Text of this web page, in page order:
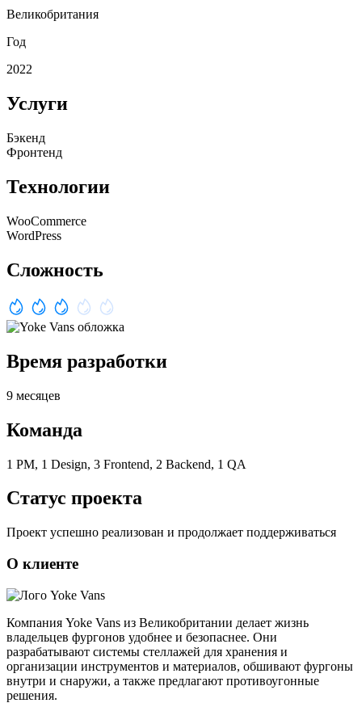
Великобритания
Год
2022
Услуги
Бэкенд
Фронтенд
Технологии
WooCommerce
WordPress
Сложность
Время разработки
9 месяцев
Команда
1 PM, 1 Design, 3 Frontend, 2 Backend, 1 QA
Статус проекта
Проект успешно реализован и продолжает поддерживаться
О клиенте
Компания Yoke Vans из Великобритании делает жизнь
владельцев фургонов удобнее и безопаснее. Они
разрабатывают системы стеллажей для хранения и
организации инструментов и материалов, обшивают фургоны
внутри и снаружи, а также предлагают противоугонные
решения.